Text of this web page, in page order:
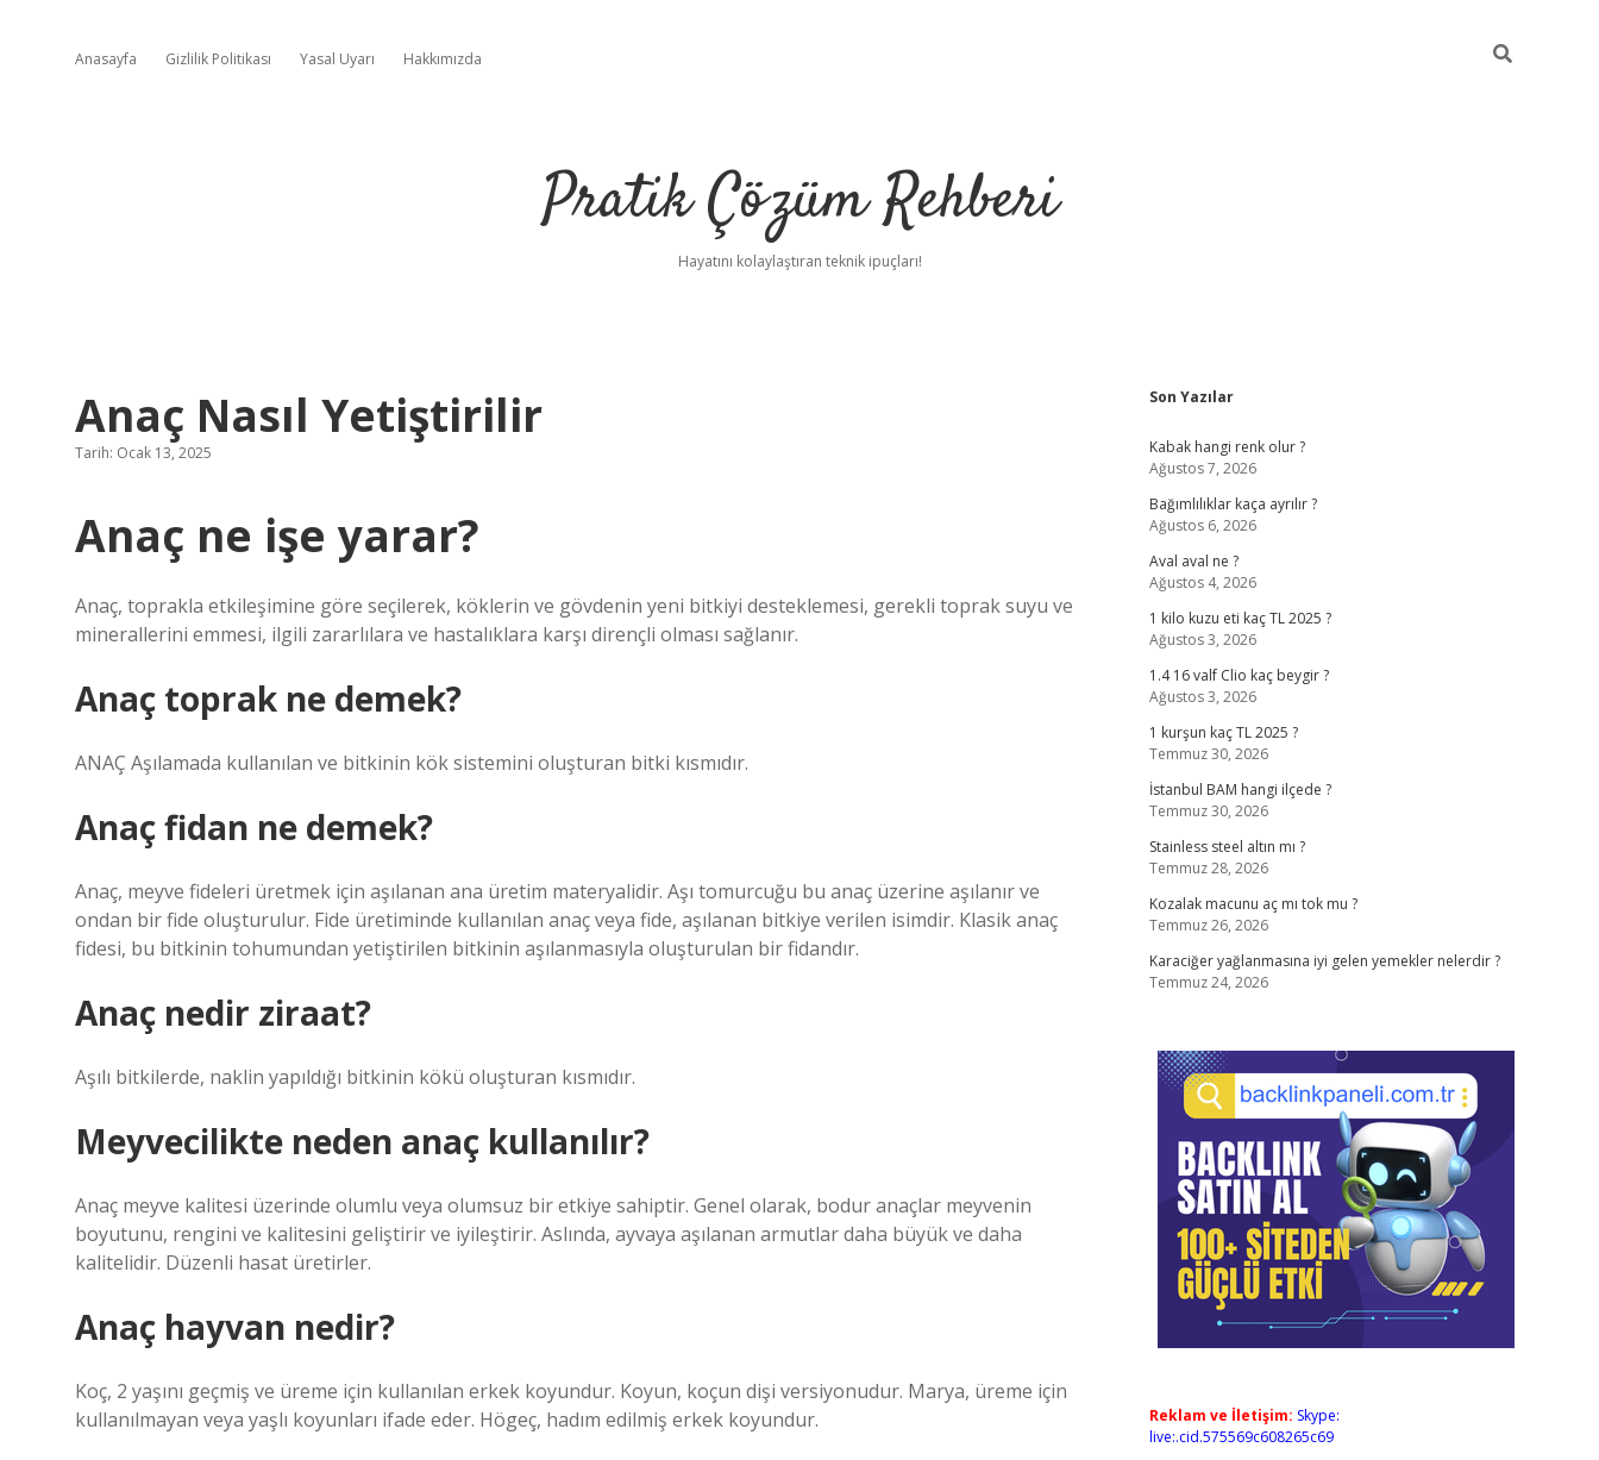
Anasayfa Gizlilik Politikası Yasal Uyarı Hakkımızda
Pratik Çözüm Rehberi
Hayatını kolaylaştıran teknik ipuçları!
Anaç Nasıl Yetiştirilir
Tarih: Ocak 13, 2025
Anaç ne işe yarar?
Anaç, toprakla etkileşimine göre seçilerek, köklerin ve gövdenin yeni bitkiyi desteklemesi, gerekli toprak suyu ve
minerallerini emmesi, ilgili zararlılara ve hastalıklara karşı dirençli olması sağlanır.
Anaç toprak ne demek?
ANAÇ Aşılamada kullanılan ve bitkinin kök sistemini oluşturan bitki kısmıdır.
Anaç fidan ne demek?
Anaç, meyve fideleri üretmek için aşılanan ana üretim materyalidir. Aşı tomurcuğu bu anaç üzerine aşılanır ve
ondan bir fide oluşturulur. Fide üretiminde kullanılan anaç veya fide, aşılanan bitkiye verilen isimdir. Klasik anaç
fidesi, bu bitkinin tohumundan yetiştirilen bitkinin aşılanmasıyla oluşturulan bir fidandır.
Anaç nedir ziraat?
Aşılı bitkilerde, naklin yapıldığı bitkinin kökü oluşturan kısmıdır.
Meyvecilikte neden anaç kullanılır?
Anaç meyve kalitesi üzerinde olumlu veya olumsuz bir etkiye sahiptir. Genel olarak, bodur anaçlar meyvenin
boyutunu, rengini ve kalitesini geliştirir ve iyileştirir. Aslında, ayvaya aşılanan armutlar daha büyük ve daha
kalitelidir. Düzenli hasat üretirler.
Anaç hayvan nedir?
Koç, 2 yaşını geçmiş ve üreme için kullanılan erkek koyundur. Koyun, koçun dişi versiyonudur. Marya, üreme için
kullanılmayan veya yaşlı koyunları ifade eder. Högeç, hadım edilmiş erkek koyundur.
Sidebar
Son Yazılar
Kabak hangi renk olur ?
Ağustos 7, 2026
Bağımlılıklar kaça ayrılır ?
Ağustos 6, 2026
Aval aval ne ?
Ağustos 4, 2026
1 kilo kuzu eti kaç TL 2025 ?
Ağustos 3, 2026
1.4 16 valf Clio kaç beygir ?
Ağustos 3, 2026
1 kurşun kaç TL 2025 ?
Temmuz 30, 2026
İstanbul BAM hangi ilçede ?
Temmuz 30, 2026
Stainless steel altın mı ?
Temmuz 28, 2026
Kozalak macunu aç mı tok mu ?
Temmuz 26, 2026
Karaciğer yağlanmasına iyi gelen yemekler nelerdir ?
Temmuz 24, 2026
Reklam ve İletişim: Skype:
live:.cid.575569c608265c69